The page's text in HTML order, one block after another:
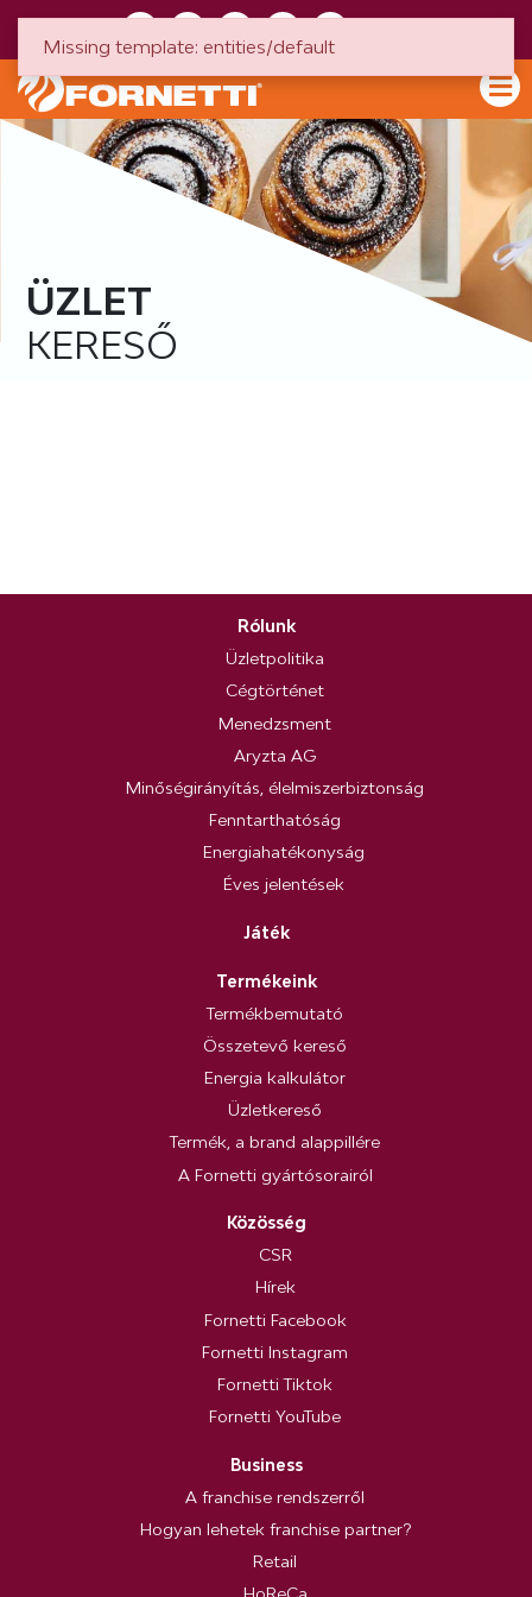
ÜZLET
KERESŐ
Rólunk
Üzletpolitika
Cégtörténet
Menedzsment
Aryzta AG
Minőségirányítás, élelmiszerbiztonság
Fenntarthatóság
Energiahatékonyság
Éves jelentések
Játék
Termékeink
Termékbemutató
Összetevő kereső
Energia kalkulátor
Üzletkereső
Termék, a brand alappillére
A Fornetti gyártósorairól
Közösség
CSR
Hírek
Fornetti Facebook
Fornetti Instagram
Fornetti Tiktok
Fornetti YouTube
Business
A franchise rendszerről
Hogyan lehetek franchise partner?
Retail
Missing template: entities/default